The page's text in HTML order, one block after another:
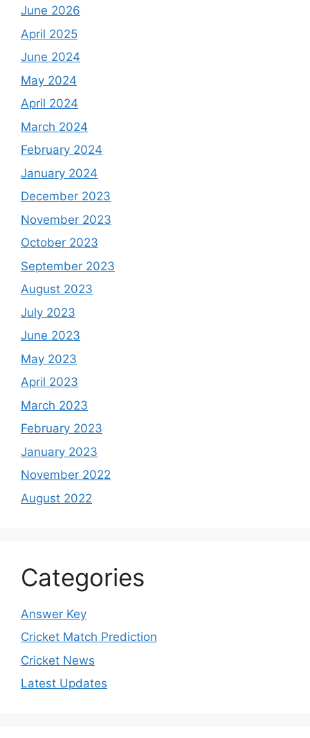
June 2026
April 2025
June 2024
May 2024
April 2024
March 2024
February 2024
January 2024
December 2023
November 2023
October 2023
September 2023
August 2023
July 2023
June 2023
May 2023
April 2023
March 2023
February 2023
January 2023
November 2022
August 2022
Categories
Answer Key
Cricket Match Prediction
Cricket News
Latest Updates